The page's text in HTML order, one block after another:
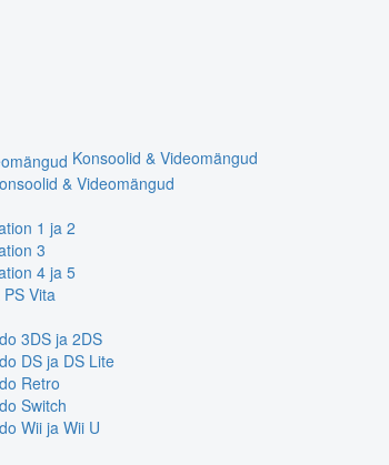
Konsoolid & Videomängud
& Videomängud
1 ja 2
3
4 ja 5
Vita
3DS ja 2DS
DS ja DS Lite
Retro
Switch
Wii ja Wii U